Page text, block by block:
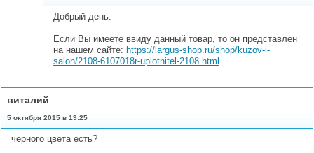
Добрый день.
Если Вы имеете ввиду данный товар, то он представлен
на нашем сайте: https://largus-shop.ru/shop/kuzov-i-
salon/2108-6107018r-uplotnitel-2108.html
виталий
5 октября 2015 в 19:25
черного цвета есть?